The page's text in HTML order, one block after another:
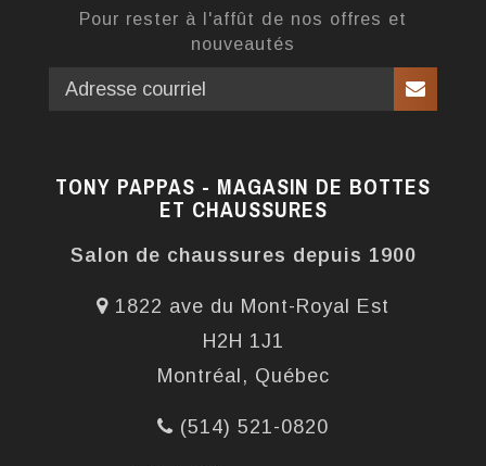
Pour rester à l'affût de nos offres et
nouveautés
TONY PAPPAS - MAGASIN DE BOTTES
ET CHAUSSURES
Salon de chaussures depuis 1900
1822 ave du Mont-Royal Est
H2H 1J1
Montréal, Québec
(514) 521-0820